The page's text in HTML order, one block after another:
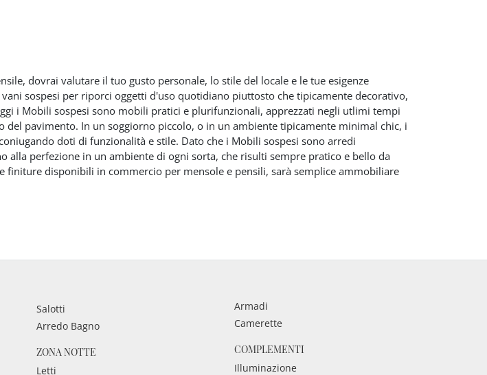
dovrai valutare il tuo gusto personale, lo stile del locale e le tue esigenze
sospesi per riporci oggetti d'uso quotidiano piuttosto che tipicamente decorativo,
i Mobili sospesi sono mobili pratici e plurifunzionali, apprezzati negli utlimi tempi
pavimento. In un soggiorno piccolo, o in un ambiente tipicamente minimal chic, i
doti di funzionalità e stile. Dato che i Mobili sospesi sono arredi
perfezione in un ambiente di ogni sorta, che risulti sempre pratico e bello da
disponibili in commercio per mensole e pensili, sarà semplice ammobiliare
Salotti
Arredo Bagno
ZONA NOTTE
Letti
Armadi
Camerette
COMPLEMENTI
Illuminazione